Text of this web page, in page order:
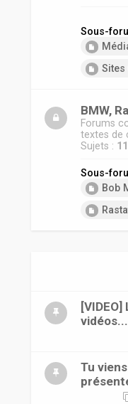
Sous-
Sites
BMW,
Forums
textes de
Sujets :
Sous-
Bob
vidéos...
Tu